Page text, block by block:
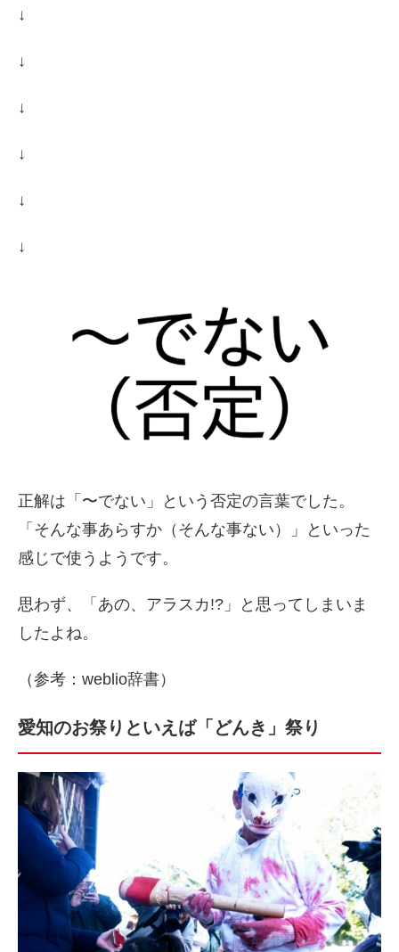
↓
↓
↓
↓
↓
↓
正解は「〜でない」という否定の言葉でした。
「そんな事あらすか（そんな事ない）」といった
感じで使うようです。
思わず、「あの、アラスカ!?」と思ってしまいま
したよね。
（参考：weblio辞書）
愛知のお祭りといえば「どんき」祭り